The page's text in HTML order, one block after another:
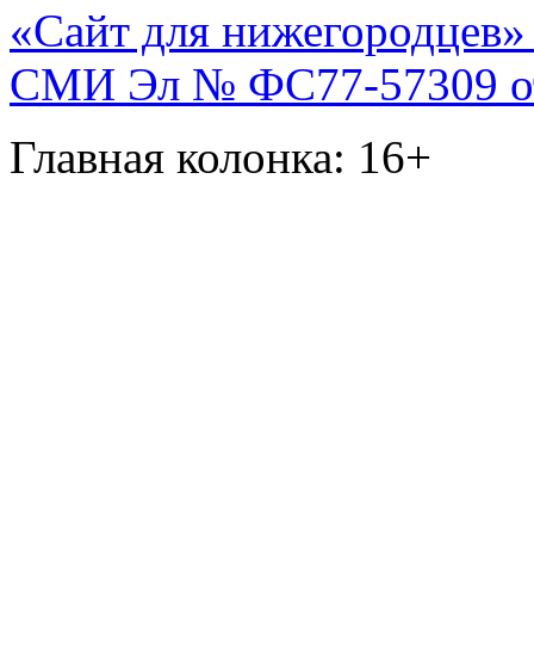
«Сайт для нижегородцев»
СМИ Эл № ФС77-57309
Главная колонка: 16+